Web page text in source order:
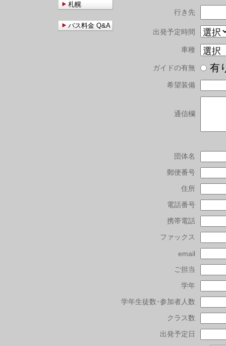
行き先
出発予定時間
車種
ガイドの有無
希望装備
通信欄
団体名
郵便番号
住所
電話番号
携帯電話
ファックス
email
ご担当
学年
学年生徒数･参加者人数
クラス数
出発予定日
札幌
バス料金 Q&A